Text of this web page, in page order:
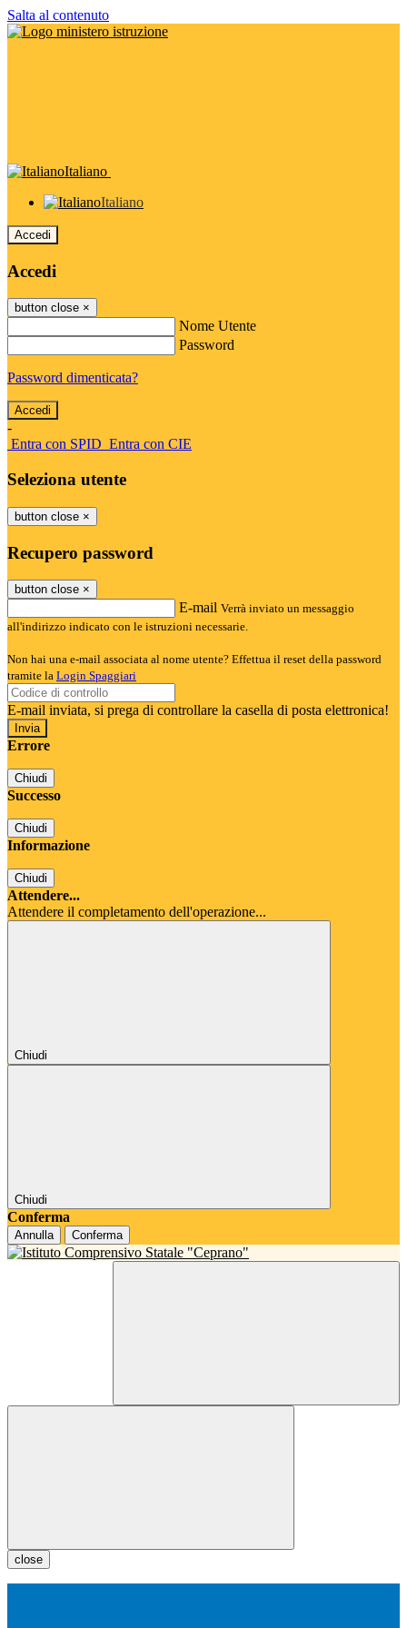
Salta al contenuto
Italiano
Italiano
Accedi
Accedi
button close ×
Nome Utente
Password
Password dimenticata?
-
Entra con SPID Entra con CIE
Seleziona utente
button close ×
Recupero password
button close ×
E-mail Verrà inviato un messaggio
all'indirizzo indicato con le istruzioni necessarie.
Non hai una e-mail associata al nome utente? Effettua il reset della password
tramite la Login Spaggiari
E-mail inviata, si prega di controllare la casella di posta elettronica!
Errore
Chiudi
Successo
Chiudi
Informazione
Chiudi
Attendere...
Attendere il completamento dell'operazione...
Chiudi
Chiudi
Conferma
Annulla Conferma
close